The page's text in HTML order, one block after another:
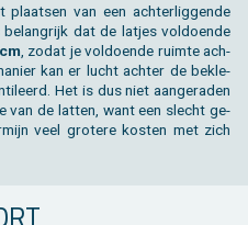
plaat­sen van een ach­ter­lig­gen­de
be­lang­rijk dat de lat­jes vol­doen­de
, zodat je vol­doen­de ruim­te ach­
kan er lucht ach­ter de be­kle­
Het is dus niet aan­ge­ra­den
van de lat­ten, want een slecht ge­
veel gro­te­re kos­ten met zich